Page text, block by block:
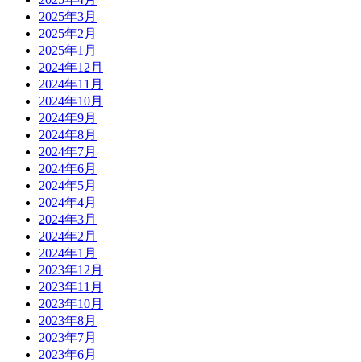
2025年3月
2025年2月
2025年1月
2024年12月
2024年11月
2024年10月
2024年9月
2024年8月
2024年7月
2024年6月
2024年5月
2024年4月
2024年3月
2024年2月
2024年1月
2023年12月
2023年11月
2023年10月
2023年8月
2023年7月
2023年6月